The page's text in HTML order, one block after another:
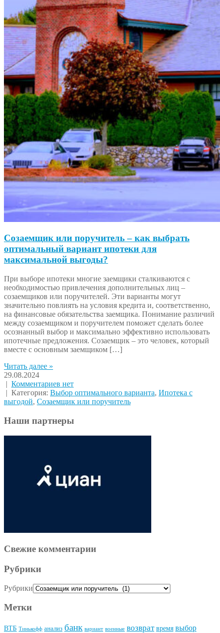
Созаемщик или поручитель – как выбрать
оптимальный вариант ипотеки для
максимальной выгоды?
При выборе ипотеки многие заемщики сталкиваются с
необходимостью привлечения дополнительных лиц –
созаемщиков или поручителей. Эти варианты могут
значительно повлиять на условия кредита и, соответственно,
на финансовые обязательства заемщика. Понимание различий
между созаемщиком и поручителем поможет сделать более
осознанный выбор и максимально эффективно использовать
ипотечные предложения. Созаемщик – это человек, который
вместе с основным заемщиком […]
Читать далее »
29.08.2024
| Комментариев нет
| Категория: Выбор оптимального варианта, Ипотека с
выгодой, Созаемщик или поручитель
Наши партнеры
Свежие комментарии
Рубрики
Рубрики
Метки
ВТБ Тинькофф анализ банк вариант военные возврат время выбор